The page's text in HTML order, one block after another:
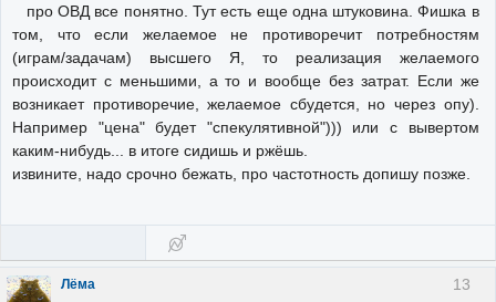
про ОВД все понятно. Тут есть еще одна штуковина. Фишка в
том, что если желаемое не противоречит потребностям
(играм/задачам) высшего Я, то реализация желаемого
происходит с меньшими, а то и вообще без затрат. Если же
возникает противоречие, желаемое сбудется, но через опу).
Например "цена" будет "спекулятивной"))) или с вывертом
каким-нибудь... в итоге сидишь и ржёшь.
извините, надо срочно бежать, про частотность допишу позже.
13
Лёма